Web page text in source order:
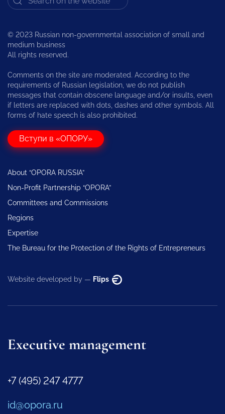
© 2023 Russian non-governmental association of small and
medium business
All rights reserved.
Comments on the site are moderated. According to the
requirements of Russian legislation, we do not publish
messages that contain obscene language and/or insults, even
if letters are replaced with dots, dashes and other symbols. All
forms of hate speech is also prohibited.
Вступи в «ОПОРУ»
About “OPORA RUSSIA”
Non-Profit Partnership “OPORA”
Committees and Commissions
Regions
Expertise
The Bureau for the Protection of the Rights of Entrepreneurs
Website developed by — Flips
Executive management
+7 (495) 247 4777
id@opora.ru